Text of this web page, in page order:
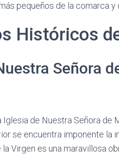
pequeños de la comarca y
Históricos
Señora
Iglesia de Nuestra Señora de
se encuentra imponente la
la Virgen es una maravillosa